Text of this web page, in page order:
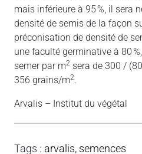
mais inférieure à 95 %, il sera
densité de semis de la façon
préconisation de densité de
une faculté germinative à 80
semer par m2 sera de 300 /
356 grains/m2.
Arvalis – Institut du végétal
Tags : arvalis, semences